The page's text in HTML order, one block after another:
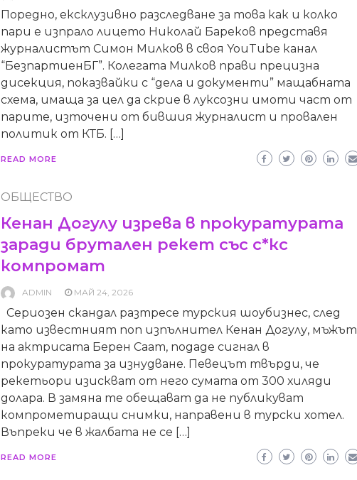
Поредно, ексклузивно разследване за това как и колко
пари е изпрало лицето Николай Бареков представя
журналистът Симон Милков в своя YouTube канал
“БезпартиенБГ”. Колегата Милков прави прецизна
дисекция, показвайки с “дела и документи” мащабната
схема, имаща за цел да скрие в луксозни имоти част от
парите, източени от бившия журналист и провален
политик от КТБ. […]
READ MORE
ОБЩЕСТВО
Кенан Догулу изрева в прокуратурата
заради брутален рекет със с*кс
компромат
ADMIN МАЙ 24, 2026
Сериозен скандал разтресе турския шоубизнес, след
като известният поп изпълнител Кенан Догулу, мъжът
на актрисата Берен Саат, подаде сигнал в
прокуратурата за изнудване. Певецът твърди, че
рекетьори изискват от него сумата от 300 хиляди
долара. В замяна те обещават да не публикуват
компрометиращи снимки, направени в турски хотел.
Въпреки че в жалбата не се […]
READ MORE